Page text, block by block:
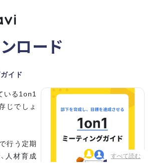
ロード
イド
すべて読む
いる1on1
じでしょ
行う定期
人材育成